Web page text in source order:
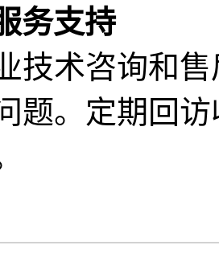
务支持
技术咨询和
题。定期回